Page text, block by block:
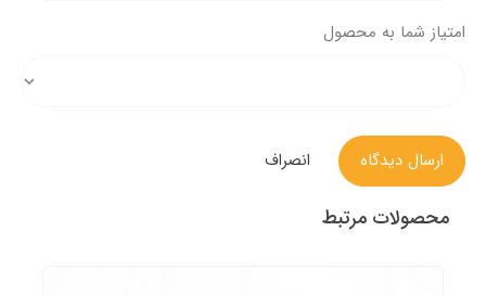
امتیاز شما به محصول
ارسال دیدگاه انصراف
محصولات مرتبط